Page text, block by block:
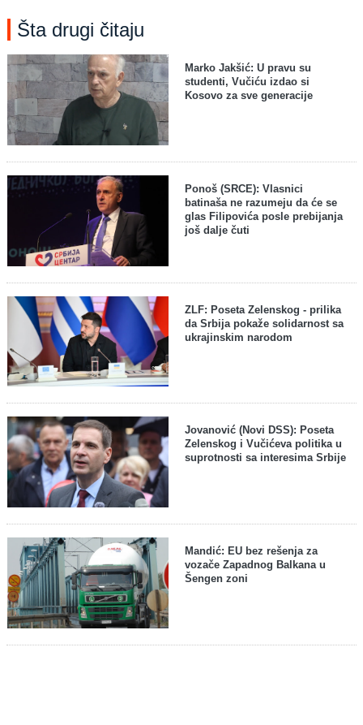
Šta drugi čitaju
Marko Jakšić: U pravu su
studenti, Vučiću izdao si
Kosovo za sve generacije
Ponoš (SRCE): Vlasnici
batinaša ne razumeju da će se
glas Filipovića posle prebijanja
još dalje čuti
ZLF: Poseta Zelenskog - prilika
da Srbija pokaže solidarnost sa
ukrajinskim narodom
Jovanović (Novi DSS): Poseta
Zelenskog i Vučićeva politika u
suprotnosti sa interesima Srbije
Mandić: EU bez rešenja za
vozače Zapadnog Balkana u
Šengen zoni